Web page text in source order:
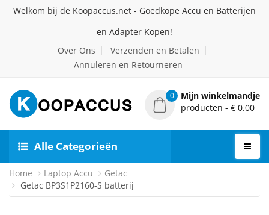
Welkom bij de Koopaccus.net - Goedkope Accu en Batterijen
en Adapter Kopen!
Over Ons
Verzenden en Betalen
Annuleren en Retourneren
0
Mijn winkelmandje
producten - € 0.00
Alle Categorieën
Home Laptop Accu
Getac
Getac BP3S1P2160-S batterij